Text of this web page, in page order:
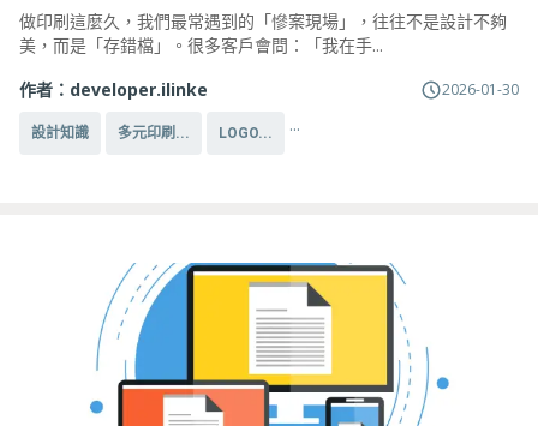
做印刷這麼久，我們最常遇到的「慘案現場」，往往不是設計不夠
美，而是「存錯檔」。很多客戶會問：「我在手...
作者： developer.ilinke 2026-01-30
設計知識 多元印刷... LOGO... ...